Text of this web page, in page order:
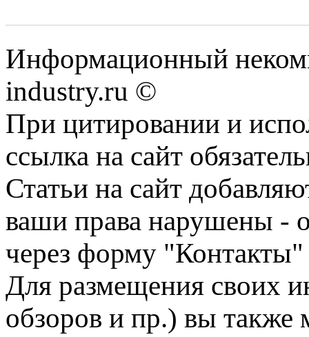
Информационный
industry.ru ©
При цитировании и
ссылка на сайт
Статьи на сайт
ваши права нарушены -
через форму "Контакты"
Для размещения своих
обзоров и пр.) вы также